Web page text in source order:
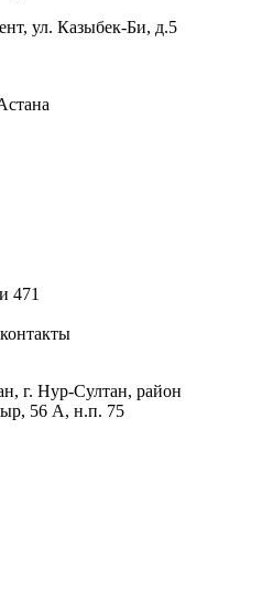
ул. Казыбек-Би, д.5
471
г. Нур-Султан, район
56 А, н.п. 75